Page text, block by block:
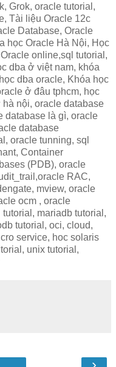
Grok, oracle tutorial,
Tài liệu Oracle 12c
Database, Oracle
học Oracle Hà Nội, Học
online,sql tutorial,
dba ở việt nam, khóa
dba oracle, Khóa học
ở đâu tphcm, học
nội, oracle database
database là gì, oracle
database
oracle tunning, sql
Container
(PDB), oracle
RAC,
mview, oracle
ocm , oracle
mariadb tutorial,
tutorial, oci, cloud,
service, hoc solaris
unix tutorial,